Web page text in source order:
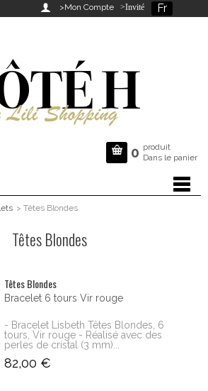
Fr
 >Mon Compte >Invité
 0 produit
Dans le panier
> Têtes Blondes
Têtes Blondes
Têtes Blondes
Bracelet 6 tours Vir rouge
- Bracelet Lisbeth Têtes Blondes, 6
tours, Vir rouge - Réalisé avec des
perles de cristal (3 mm)...
82,00 €